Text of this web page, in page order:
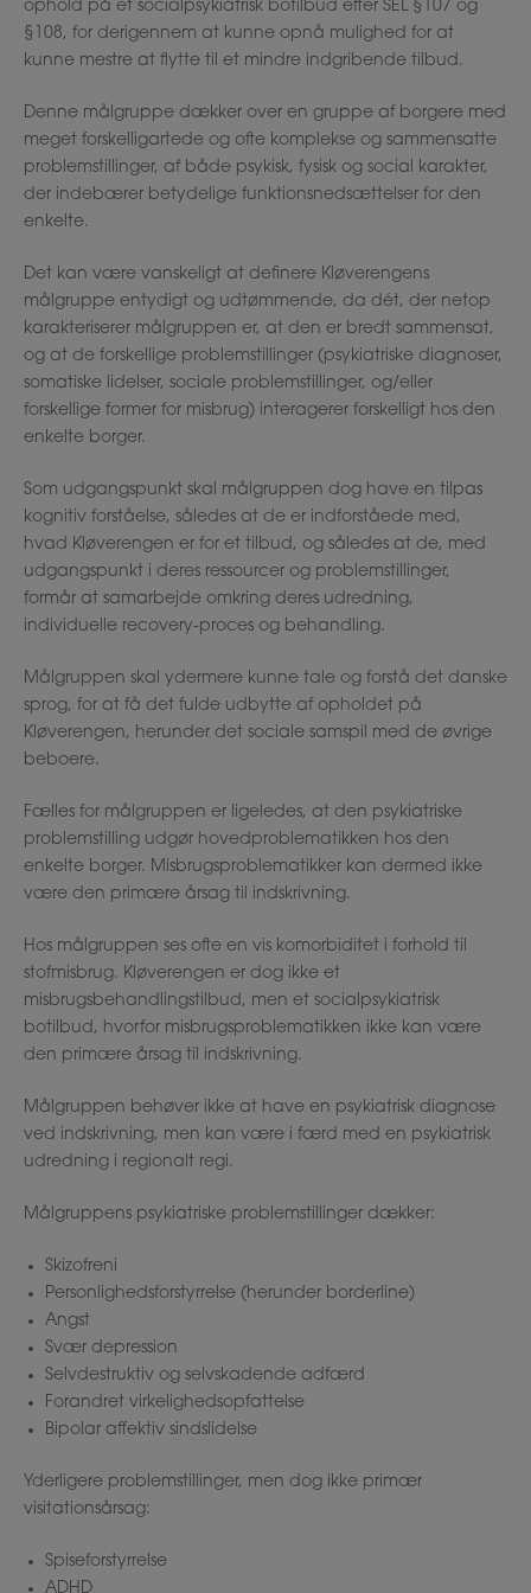
ophold på et socialpsykiatrisk botilbud efter SEL §107 og
§108, for derigennem at kunne opnå mulighed for at
kunne mestre at flytte til et mindre indgribende tilbud.
Denne målgruppe dækker over en gruppe af borgere med
meget forskelligartede og ofte komplekse og sammensatte
problemstillinger, af både psykisk, fysisk og social karakter,
der indebærer betydelige funktionsnedsættelser for den
enkelte.
Det kan være vanskeligt at definere Kløverengens
målgruppe entydigt og udtømmende, da dét, der netop
karakteriserer målgruppen er, at den er bredt sammensat,
og at de forskellige problemstillinger (psykiatriske diagnoser,
somatiske lidelser, sociale problemstillinger, og/eller
forskellige former for misbrug) interagerer forskelligt hos den
enkelte borger.
Som udgangspunkt skal målgruppen dog have en tilpas
kognitiv forståelse, således at de er indforståede med,
hvad Kløverengen er for et tilbud, og således at de, med
udgangspunkt i deres ressourcer og problemstillinger,
formår at samarbejde omkring deres udredning,
individuelle recovery-proces og behandling.
Målgruppen skal ydermere kunne tale og forstå det danske
sprog, for at få det fulde udbytte af opholdet på
Kløverengen, herunder det sociale samspil med de øvrige
beboere.
Fælles for målgruppen er ligeledes, at den psykiatriske
problemstilling udgør hovedproblematikken hos den
enkelte borger. Misbrugsproblematikker kan dermed ikke
være den primære årsag til indskrivning.
Hos målgruppen ses ofte en vis komorbiditet i forhold til
stofmisbrug. Kløverengen er dog ikke et
misbrugsbehandlingstilbud, men et socialpsykiatrisk
botilbud, hvorfor misbrugsproblematikken ikke kan være
den primære årsag til indskrivning.
Målgruppen behøver ikke at have en psykiatrisk diagnose
ved indskrivning, men kan være i færd med en psykiatrisk
udredning i regionalt regi.
Målgruppens psykiatriske problemstillinger dækker:
Skizofreni
Personlighedsforstyrrelse (herunder borderline)
Angst
Svær depression
Selvdestruktiv og selvskadende adfærd
Forandret virkelighedsopfattelse
Bipolar affektiv sindslidelse
Yderligere problemstillinger, men dog ikke primær
visitationsårsag:
Spiseforstyrrelse
ADHD